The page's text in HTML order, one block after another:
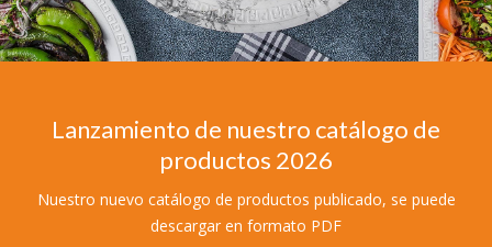
Lanzamiento de nuestro catálogo de
productos 2026
Nuestro nuevo catálogo de productos publicado, se puede
descargar en formato PDF